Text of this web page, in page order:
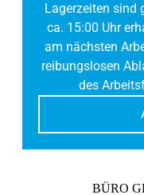
Lagerzeiten sind
ca. 15:00 Uhr
am nächsten
reibungslosen
des
BÜRO